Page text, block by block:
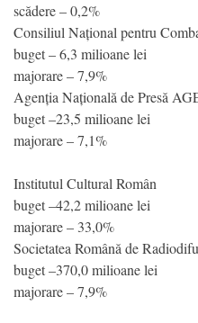
scădere – 0,2%
Consiliul Național pentru
buget – 6,3 milioane lei
majorare – 7,9%
Agenția Națională de Presă
buget –23,5 milioane lei
majorare – 7,1%
Institutul Cultural Român
buget –42,2 milioane lei
majorare – 33,0%
Societatea Română de
buget –370,0 milioane lei
majorare – 7,9%